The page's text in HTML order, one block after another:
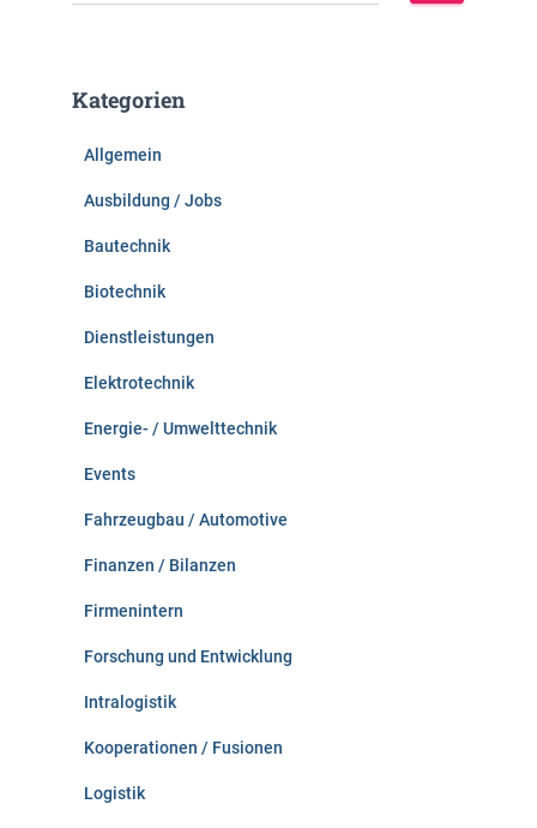
n
Kategorien
Allgemein
Ausbildung / Jobs
Bautechnik
Biotechnik
Dienstleistungen
Elektrotechnik
Energie- / Umwelttechnik
Events
Fahrzeugbau / Automotive
Finanzen / Bilanzen
Firmenintern
Forschung und Entwicklung
Intralogistik
Kooperationen / Fusionen
Logistik